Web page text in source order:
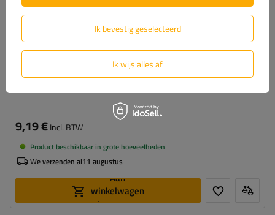
7-polige aanhangerstekker-tester
9,19 €Incl. BTW
Product beschikbaar in grote hoeveelheden
We verzenden al11 augustus
Aan
winkelwagen
toevoegen
Ik bevestig geselecteerd
Ik wijs alles af